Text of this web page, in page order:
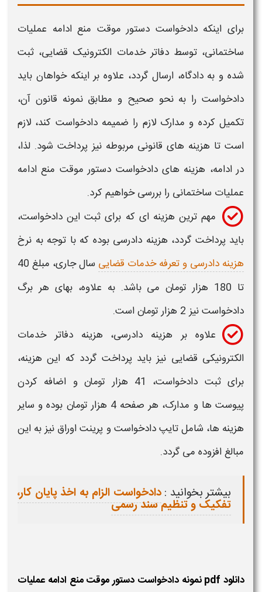
برای اینکهدادخواست دستور موقت منع ادامه عملیات
ساختمانی، توسط دفاتر خدمات الکترونیک قضایی، ثبت
شده و به دادگاه، ارسال گردد، علاوه بر اینکه خواهان باید
دادخواست را به نحو صحیح و مطابق نمونه قانون آن،
تکمیل کرده و مدارک لازم را ضمیمه دادخواست کند، لازم
است تا هزینه های قانونی مربوطه نیز پرداخت شود. لذا،
در ادامه، هزینه های دادخواست دستور موقت منع ادامه
عملیات ساختمانی را بررسی خواهیم کرد.
مهم ترین هزینه ای که برای ثبت این دادخواست،
باید پرداخت گردد، هزینه دادرسی بوده که با توجه به نرخ
هزینه دادرسی و تعرفه خدمات قضایی
سال جاری، مبلغ 40
تا 180 هزار تومان می باشد. به علاوه، بهای هر برگ
دادخواست نیز 2 هزار تومان است.
علاوه بر هزینه دادرسی، هزینه دفاتر خدمات
الکترونیکی قضایی نیز باید پرداخت گردد که این هزینه،
برای ثبت دادخواست، 41 هزار تومان و اضافه کردن
پیوست ها و مدارک، هر صفحه 4 هزار تومان بوده و سایر
هزینه ها، شامل تایپ دادخواست و پرینت اوراق نیز به این
مبالغ افزوده می گردد.
بیشتر بخوانید : دادخواست الزام به اخذ پایان کار،
تفکیک و تنظیم سند رسمی
دانلود pdf نمونه دادخواست دستور موقت منع ادامه عملیات